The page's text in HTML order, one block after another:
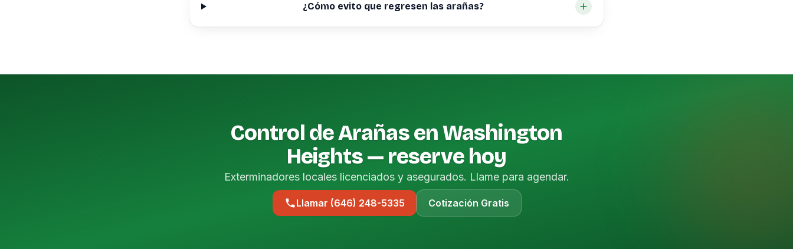
¿Cómo evito que regresen las arañas?
Control de Arañas en Washington
Heights — reserve hoy
Exterminadores locales licenciados y asegurados. Llame para agendar.
Llamar (646) 248-5335 Cotización Gratis